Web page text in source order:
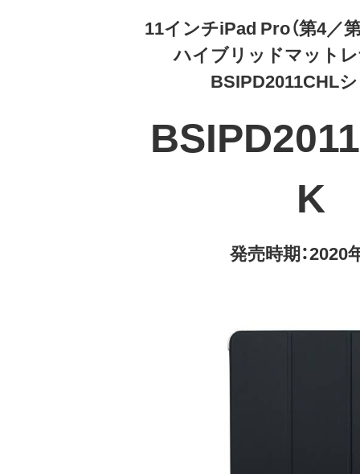
11インチiPad Pro（第4／
ハイブリッドマット
BSIPD2011CHL
K
発売時期：2020